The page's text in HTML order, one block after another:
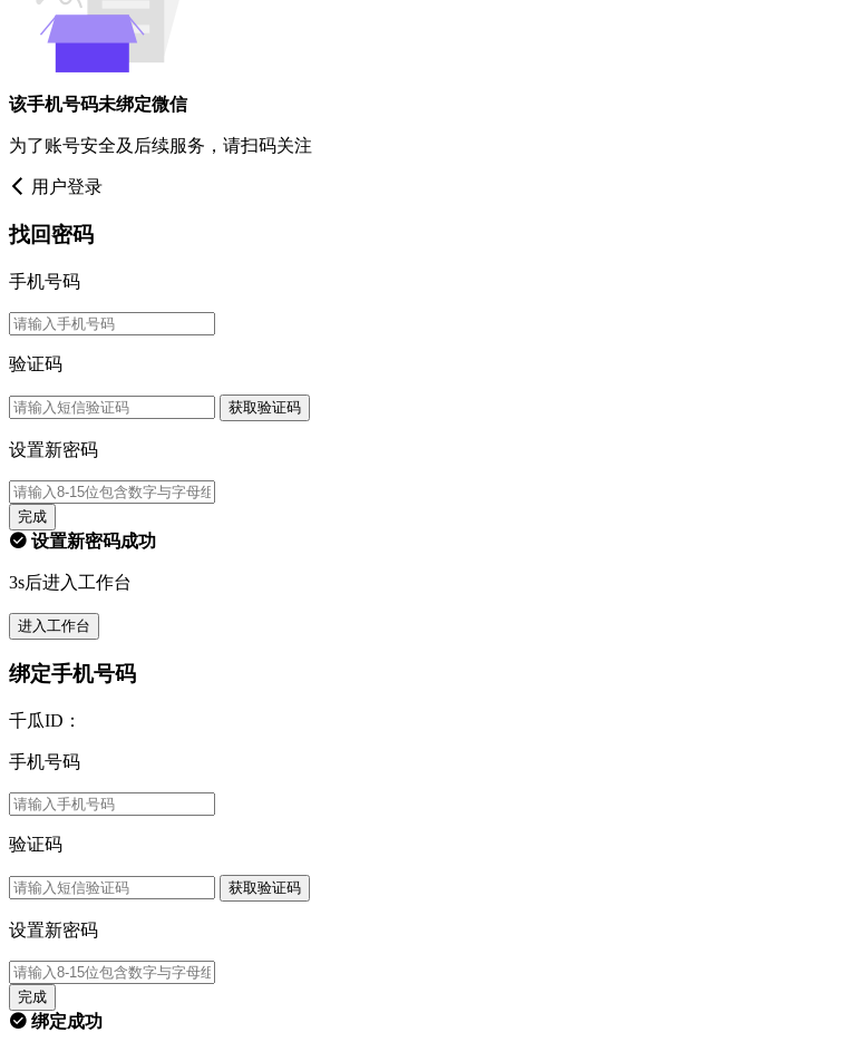
该手机号码未绑定微信
为了账号安全及后续服务，请扫码关注
用户登录
找回密码
手机号码
验证码
获取验证码
设置新密码
完成
设置新密码成功
3s后进入工作台
进入工作台
绑定手机号码
千瓜ID：
手机号码
验证码
获取验证码
设置新密码
完成
绑定成功